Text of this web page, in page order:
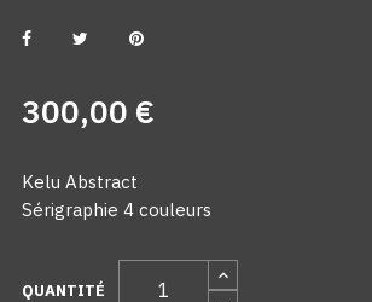
300,00 €
Kelu Abstract
Sérigraphie 4 couleurs
QUANTITÉ